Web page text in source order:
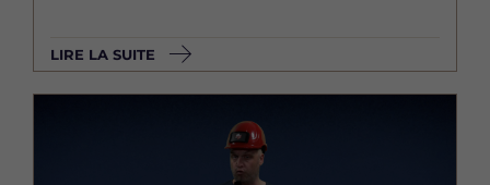
LIRE LA SUITE